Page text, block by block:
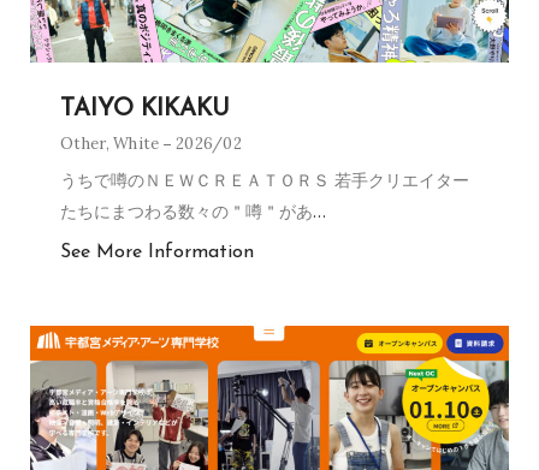
TAIYO KIKAKU
Other,White 2026/02
うちで噂のＮＥＷＣＲＥＡＴＯＲＳ 若手クリエイター
たちにまつわる数々の＂噂＂があ…
See More Information